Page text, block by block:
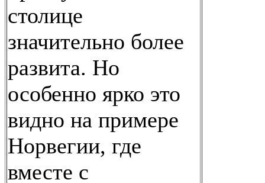
столице
значительно более
развита. Но
особенно ярко это
видно на примере
Норвегии, где
вместе с